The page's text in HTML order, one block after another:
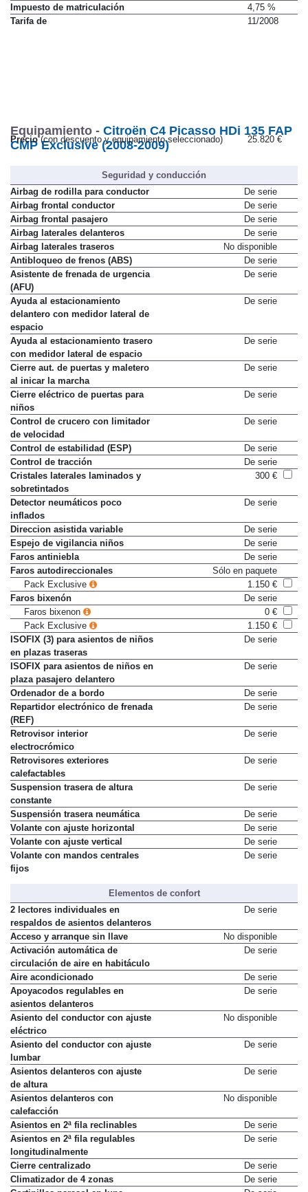
Precio(con descuento y equipamiento seleccionado) 25.820 €
Impuesto de matriculación
4,75 %
Tarifa de
11/2008
Equipamiento - Citroën C4 Picasso HDi 135 FAP
CMP Exclusive (2008-2009)
Seguridad y conducción
Airbag de rodilla para conductor
De serie
Airbag frontal conductor
De serie
Airbag frontal pasajero
De serie
Airbag laterales delanteros
De serie
Airbag laterales traseros
No disponible
Antibloqueo de frenos (ABS)
De serie
Asistente de frenada de urgencia
(AFU)
De serie
Ayuda al estacionamiento
delantero con medidor lateral de
espacio
De serie
Ayuda al estacionamiento trasero
con medidor lateral de espacio
De serie
Cierre aut. de puertas y maletero
al inicar la marcha
De serie
Cierre eléctrico de puertas para
niños
De serie
Control de crucero con limitador
de velocidad
De serie
Control de estabilidad (ESP)
De serie
Control de tracción
De serie
Cristales laterales laminados y
sobretintados
300 €
Detector neumáticos poco
inflados
De serie
Direccion asistida variable
De serie
Espejo de vigilancia niños
De serie
Faros antiniebla
De serie
Faros autodireccionales
Sólo en paquete
Pack Exclusive
1.150 €
Faros bixenón
De serie
Faros bixenon
0 €
Pack Exclusive
1.150 €
ISOFIX (3) para asientos de niños
en plazas traseras
De serie
ISOFIX para asientos de niños en
plaza pasajero delantero
De serie
Ordenador de a bordo
De serie
Repartidor electrónico de frenada
(REF)
De serie
Retrovisor interior
electrocrómico
De serie
Retrovisores exteriores
calefactables
De serie
Suspension trasera de altura
constante
De serie
Suspensión trasera neumática
De serie
Volante con ajuste horizontal
De serie
Volante con ajuste vertical
De serie
Volante con mandos centrales
fijos
De serie
Elementos de confort
2 lectores individuales en
respaldos de asientos delanteros
De serie
Acceso y arranque sin llave
No disponible
Activación automática de
circulación de aire en habitáculo
De serie
Aire acondicionado
De serie
Apoyacodos regulables en
asientos delanteros
De serie
Asiento del conductor con ajuste
eléctrico
No disponible
Asiento del conductor con ajuste
lumbar
De serie
Asientos delanteros con ajuste
de altura
De serie
Asientos delanteros con
calefacción
No disponible
Asientos en 2ª fila reclinables
De serie
Asientos en 2ª fila regulables
longitudinalmente
De serie
Cierre centralizado
De serie
Climatizador de 4 zonas
De serie